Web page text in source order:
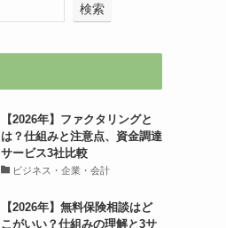
検索
【2026年】ファクタリングと
は？仕組みと注意点、資金調達
サービス3社比較
ビジネス・企業・会計
【2026年】無料保険相談はど
こがいい？仕組みの理解と3サ